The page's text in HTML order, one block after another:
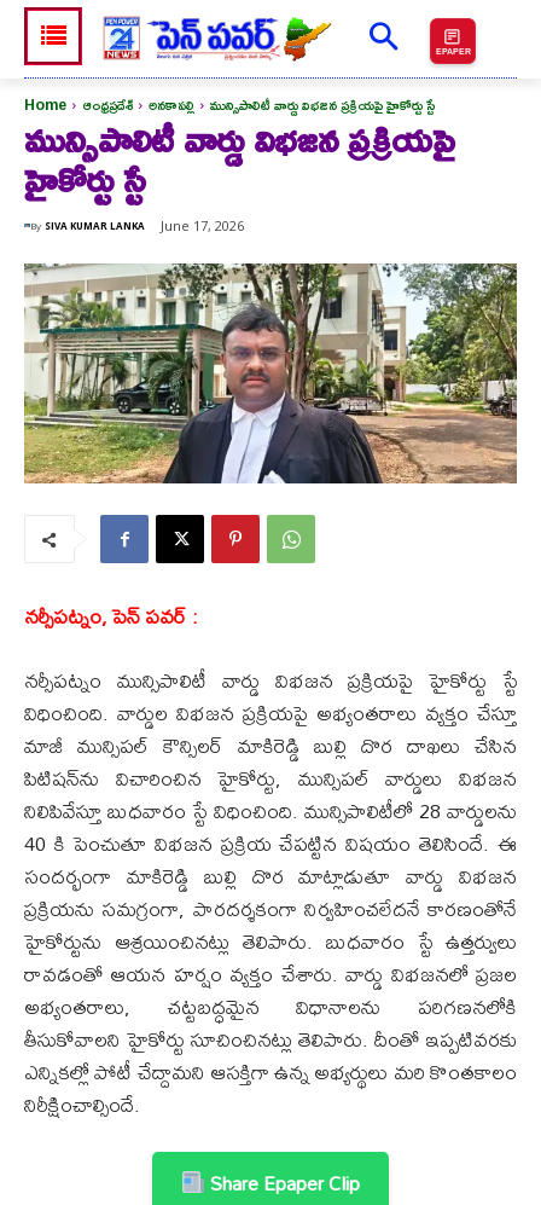
EPAPER
Home ఆంధ్రప్రదేశ్ అనకాపల్లి మున్సిపాలిటీ వార్డు విభజన ప్రక్రియపై హైకోర్టు స్టే
మున్సిపాలిటీ వార్డు విభజన ప్రక్రియపై
హైకోర్టు స్టే
By SIVA KUMAR LANKA June 17, 2026
నర్సీపట్నం, పెన్ పవర్ :
నర్సీపట్నం మున్సిపాలిటీ వార్డు విభజన ప్రక్రియపై హైకోర్టు స్టే
విధించింది. వార్డుల విభజన ప్రక్రియపై అభ్యంతరాలు వ్యక్తం చేస్తూ
మాజీ మున్సిపల్ కౌన్సిలర్ మాకిరెడ్డి బుల్లి దొర దాఖలు చేసిన
పిటిషన్‌ను విచారించిన హైకోర్టు, మున్సిపల్ వార్డులు విభజన
నిలిపివేస్తూ బుధవారం స్టే విధించింది. మున్సిపాలిటీలో 28 వార్డులను
40 కి పెంచుతూ విభజన ప్రక్రియ చేపట్టిన విషయం తెలిసిందే. ఈ
సందర్భంగా మాకిరెడ్డి బుల్లి దొర మాట్లాడుతూ వార్డు విభజన
ప్రక్రియను సమగ్రంగా, పారదర్శకంగా నిర్వహించలేదనే కారణంతోనే
హైకోర్టును ఆశ్రయించినట్లు తెలిపారు. బుధవారం స్టే ఉత్తర్వులు
రావడంతో ఆయన హర్షం వ్యక్తం చేశారు. వార్డు విభజనలో ప్రజల
అభ్యంతరాలు, చట్టబద్ధమైన విధానాలను పరిగణనలోకి
తీసుకోవాలని హైకోర్టు సూచించినట్లు తెలిపారు. దీంతో ఇప్పటివరకు
ఎన్నికల్లో పోటీ చేద్దామని ఆసక్తిగా ఉన్న అభ్యర్థులు మరి కొంతకాలం
నిరీక్షించాల్సిందే.
Share Epaper Clip